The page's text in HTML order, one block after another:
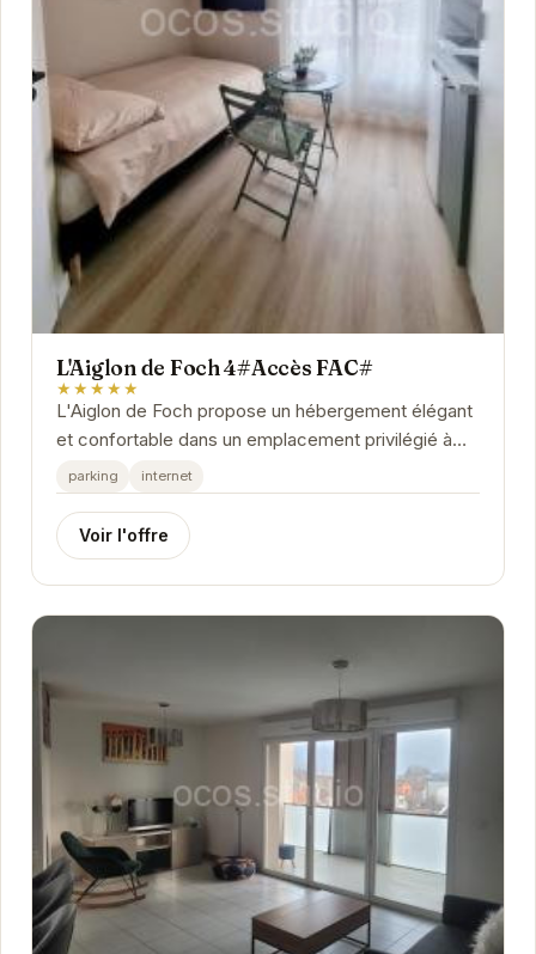
L'Aiglon de Foch 4#Accès FAC#
★★★★★
L'Aiglon de Foch propose un hébergement élégant
et confortable dans un emplacement privilégié à
Grenoble. À proximité des transports en...
parking internet
Voir l'offre